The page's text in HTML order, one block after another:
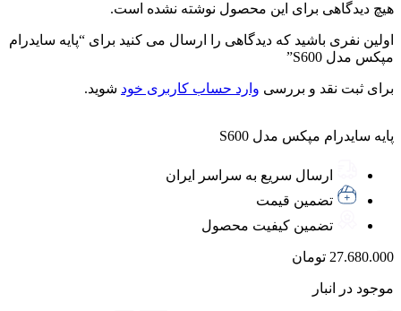
هیچ دیدگاهی برای این محصول نوشته نشده است.
اولین نفری باشید که دیدگاهی را ارسال می کنید برای “پایه سایدرام
مپکس مدل S600”
برای ثبت نقد و بررسی وارد حساب کاربری خود شوید.
پایه سایدرام مپکس مدل S600
ارسال سریع به سراسر ایران
تضمین قیمت
تضمین کیفیت محصول
27.680.000 تومان
موجود در انبار